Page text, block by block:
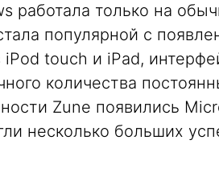
работала только на
популярной с
iPod touch и iPad,
количества
Zune появились
несколько больших